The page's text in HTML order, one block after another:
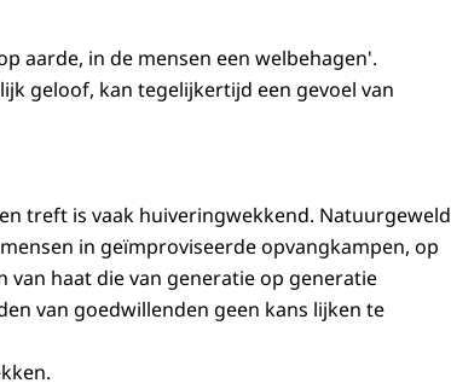
aarde, in de mensen een welbehagen'.
geloof, kan tegelijkertijd een gevoel van
treft is vaak huiveringwekkend. Natuurgeweld
in geïmproviseerde opvangkampen, op
haat die van generatie op generatie
van goedwillenden geen kans lijken te